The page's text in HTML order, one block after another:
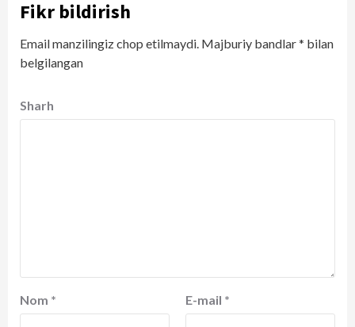
Fikr bildirish
Email manzilingiz chop etilmaydi. Majburiy bandlar* bilan
belgilangan
Sharh
Nom * E-mail *